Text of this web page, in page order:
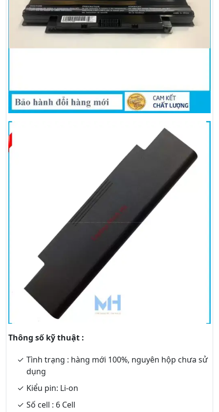
Thông số kỹ thuật :
Tình trạng : hàng mới 100%, nguyên hộp chưa sử
dụng
Kiểu pin: Li-on
Số cell : 6 Cell